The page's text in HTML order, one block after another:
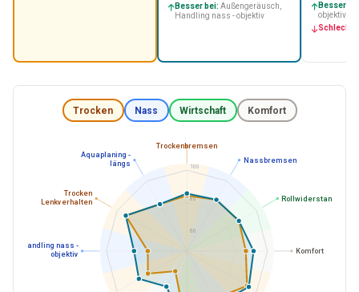
Besser bei: Außengeräusch,
Handling nass - objektiv
Besser
objektiv,
Trocken Nass Wirtschaft Komfort
60
80
100
Trockenbremsen
Nassbremsen
Rollwiderstand
Komfort
Handling nass -
objektiv
Trocken
Lenkverhalten
Aquaplaning -
längs